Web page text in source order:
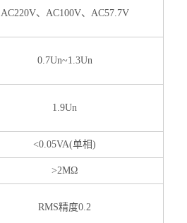
AC220V、AC100V、AC57.7V
0.7Un~1.3Un
1.9Un
<0.05VA(单相)
>2MΩ
RMS精度0.2